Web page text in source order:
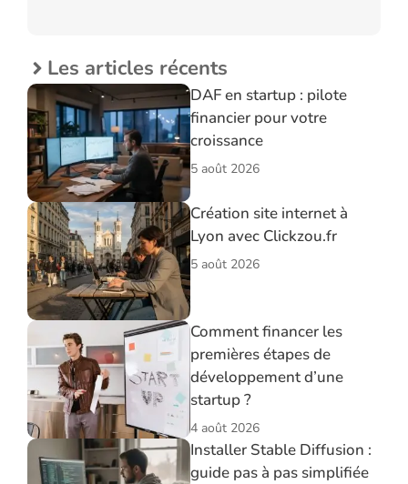
Les articles récents
DAF en startup : pilote
financier pour votre
croissance
5 août 2026
Création site internet à
Lyon avec Clickzou.fr
5 août 2026
Comment financer les
premières étapes de
développement d’une
startup ?
4 août 2026
Installer Stable Diffusion :
guide pas à pas simplifiée